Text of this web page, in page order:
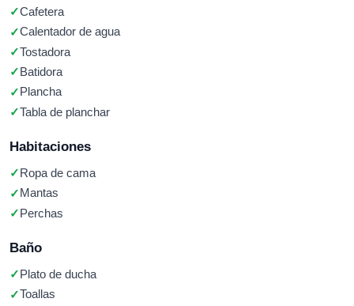
Cafetera
Calentador de agua
Tostadora
Batidora
Plancha
Tabla de planchar
Habitaciones
Ropa de cama
Mantas
Perchas
Baño
Plato de ducha
Toallas